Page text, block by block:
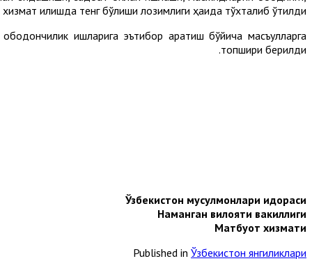
қилишда тенг бўлиши лозимлиги ҳақида тўхталиб ўтилди.
ишларига эътибор қаратиш бўйича масъулларга
топшириқ берилди.
Ўзбекистон мусулмонлари идораси
Наманган вилояти вакиллиги
Матбуот хизмати
Published in Ўзбекистон янгиликлари